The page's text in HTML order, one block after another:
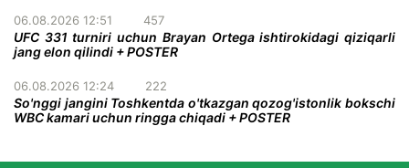
06.08.2026 12:51 457
UFC 331 turniri uchun Brayan Ortega ishtirokidagi qiziqarli
jang elon qilindi + POSTER
06.08.2026 12:24 222
So'nggi jangini Toshkentda o'tkazgan qozog'istonlik bokschi
WBC kamari uchun ringga chiqadi + POSTER